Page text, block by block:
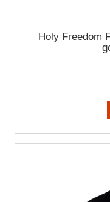
Holy Freedom